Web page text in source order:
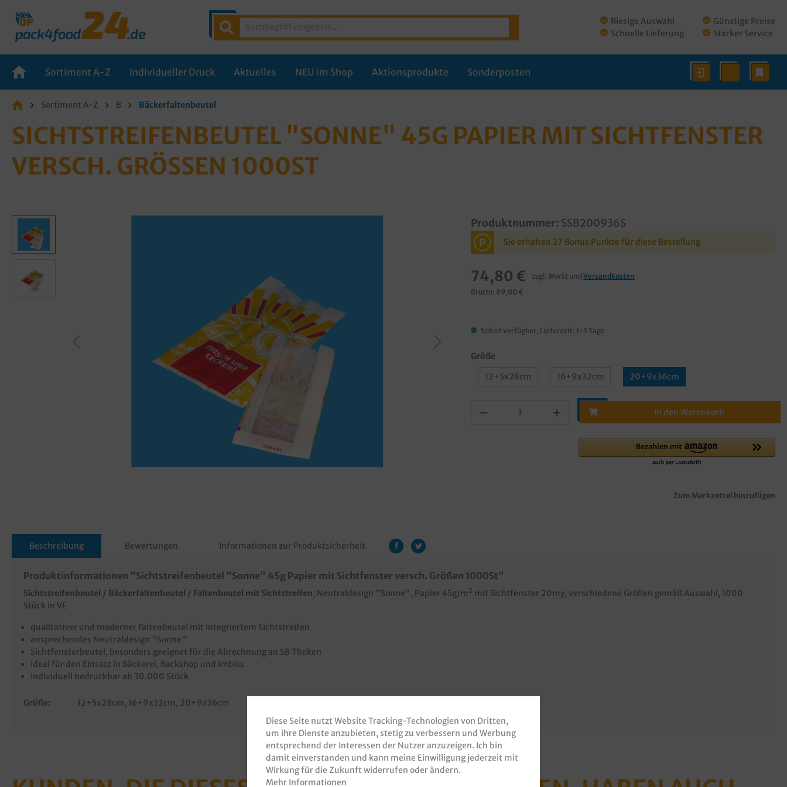
Riesige Auswahl
Schnelle Lieferung
Günstige Preise
Starker Service
Sortiment A-Z Individueller Druck Aktuelles NEU im Shop Aktionsprodukte Sonderposten
Sortiment A-Z B Bäckerfaltenbeutel
SICHTSTREIFENBEUTEL "SONNE" 45G PAPIER MIT SICHTFENSTER
VERSCH. GRÖSSEN 1000ST
Produktnummer: SSB200936S
P Sie erhalten 37 Bonus Punkte für diese Bestellung
74,80 € zzgl. MwSt und Versandkosten
Brutto: 89,00 €
Sofort verfügbar, Lieferzeit: 1-3 Tage
Größe
12+5x28cm
16+9x32cm 20+9x36cm
In den Warenkorb
Zum Merkzettel hinzufügen
Beschreibung Bewertungen Informationen zur Produktsicherheit
Produktinformationen "Sichtstreifenbeutel "Sonne" 45g Papier mit Sichtfenster versch. Größen 1000St"
Sichtstreifenbeutel / Bäckerfaltenbeutel / Faltenbeutel mit Sichtstreifen , Neutraldesign "Sonne", Papier 45g/m² mit Sichtfenster 20my, verschiedene Größen gemäß Auswahl, 1000
Stück in VE
qualitativer und moderner Faltenbeutel mit integriertem Sichtstreifen
ansprechendes Neutraldesign "Sonne"
Sichtfensterbeutel, besonders geeignet für die Abrechnung an SB Theken
ideal für den Einsatz in Bäckerei, Backshop und Imbiss
individuell bedruckbar ab 30.000 Stück
Größe: 12+5x28cm , 16+9x32cm , 20+9x36cm
Diese Seite nutzt Website Tracking-Technologien von Dritten,
um ihre Dienste anzubieten, stetig zu verbessern und Werbung
entsprechend der Interessen der Nutzer anzuzeigen. Ich bin
damit einverstanden und kann meine Einwilligung jederzeit mit
Wirkung für die Zukunft widerrufen oder ändern.
Mehr Informationen